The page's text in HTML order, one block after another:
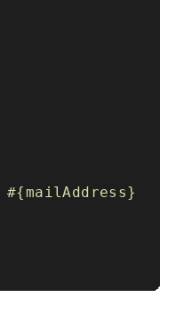
#{mailAddress}